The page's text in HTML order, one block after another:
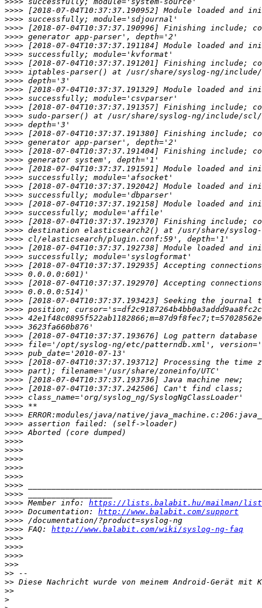
>>>>
>>>>
>>>>
>>>>
>>>>
>>>>
>>>>
>>>>
>>>>
>>>>
>>>>
>>>>
>>>>
>>>>
>>>>
>>>>
>>>>
>>>>
>>>>
>>>>
>>>>
>>>>
>>>>
>>>>
>>>>
>>>>
>>>>
>>>>
>>>>
>>>>
>>>>
>>>>
>>>>
>>>>
>>>>
>>>>
>>>>
>>>>
>>>>
>>>>
>>>>
>>>>
>>>>
>>>>
>>>>
>>>>
>>>>
>>>>
>>>>
>>>>
>>>>
>>>>
>>>>
>>>>
>>>>
>>>>
>>>> Member info: https://lists.balabit.hu/mailman/
>>>> Documentation: http://www.balabit.com/support
>>>>
>>>> FAQ: http://www.balabit.com/wiki/syslog-ng-faq
>>>>
>>>>
>>>>
>>>
>>
>>
>>
>